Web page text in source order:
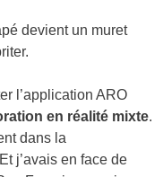
devient un muret
l’application ARO
en réalité mixte.
dans la
j’avais en face de